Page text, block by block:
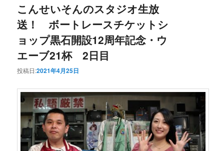
こんせいそんのスタジオ生放
送！ ボートレースチケットシ
ョップ黒石開設12周年記念・ウ
エーブ21杯 2日目
投稿日:2021年4月25日